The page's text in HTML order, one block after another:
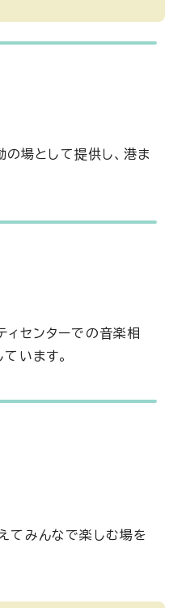
の場として提供し、港ま
ィセンターでの音楽相
います。
てみんなで楽しむ場を